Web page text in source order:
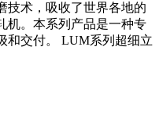
技术，吸收了世界各地的
机。本系列产品是一种专
和交付。 LUM系列超细立